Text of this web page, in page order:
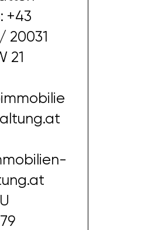
+43
20031
21